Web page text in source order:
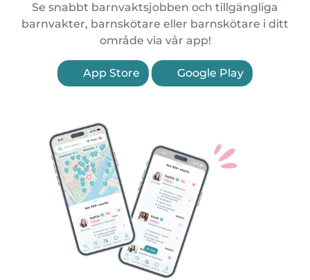
Se snabbt barnvaktsjobben och tillgängliga
barnvakter, barnskötare eller barnskötare i ditt
område via vår app!
App Store Google Play